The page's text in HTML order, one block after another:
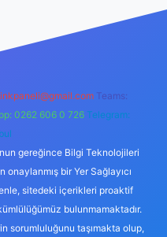
Teams:
0262 606 0 726 Telegram:
gereğince Bilgi Teknolojileri
bir Yer Sağlayıcı
sitedeki içerikleri proaktif
bulunmamaktadır.
sorumluluğunu taşımakta olup,